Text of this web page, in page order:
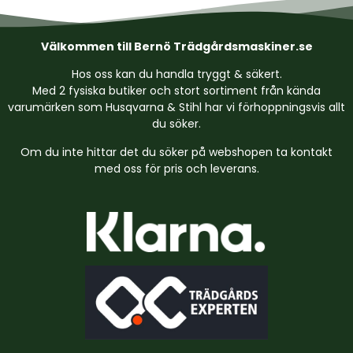
Välkommen till Bernö Trädgårdsmaskiner.se
Hos oss kan du handla tryggt & säkert.
Med 2 fysiska butiker och stort sortiment från kända
varumärken som Husqvarna & Stihl har vi förhoppningsvis allt
du söker.
Om du inte hittar det du söker på webshopen ta kontakt
med oss för pris och leverans.